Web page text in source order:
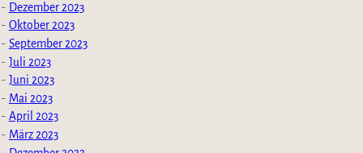
Dezember 2023
Oktober 2023
September 2023
Juli 2023
Juni 2023
Mai 2023
April 2023
März 2023